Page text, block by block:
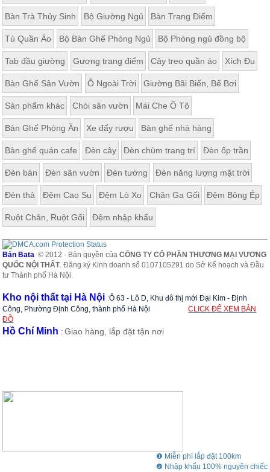
Bàn Trà Thủy Sinh Bộ Giường Ngủ Bàn Trang Điểm
Tủ Quần Áo Bộ Bàn Ghế Phòng Ngủ Bộ Phòng ngủ đồng bộ
Tab đầu giường Gương trang điểm Cây treo quần áo Xích Đu
Bàn Ghế Sân Vườn Ô Ngoài Trời Giường Bãi Biển, Bể Bơi
Sản phẩm khác Chòi sân vườn Mái Che Ô Tô
Bàn Ghế Phòng Ăn Xe đẩy rượu Bàn ghế nhà hàng
Bàn ghế quán cafe Đèn cây Đèn chùm trang trí Đèn ốp trần
Đèn bàn Đèn sân vườn Đèn tường Đèn năng lượng mặt trời
Đèn thả Đệm Cao Su Đệm Lò Xo Chăn Ga Gối Đệm Bông Ép
Ruột Chăn, Ruột Gối Đệm nhập khẩu
Bản Bata © 2012 - Bản quyền củaCÔNG TY CỔ PHẦN THƯƠNG MẠI VƯƠNG
QUỐC NỘI THẤT. Đăng ký Kinh doanh số 0107105291 do Sở Kế hoạch và Đầu
tư Thành phố Hà Nội.
Kho nội thất tại Hà Nội :Ô 63 - Lô D, Khu đô thị mới Đại Kim - Định
Công, Phường Định Công, thành phố Hà Nội
CLICK ĐỂ XEM BẢN
ĐỒ
Hồ Chí Minh :Giao hàng, lắp đặt tận nơi
❶ Miễn phí lắp đặt 100km
❷ Nhập khẩu 100% nguyên chiếc